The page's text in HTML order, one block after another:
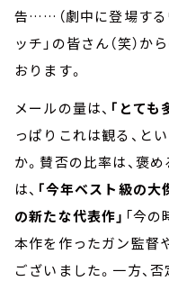
告……（劇中に登場する
ッチ」の皆さん（笑）
おります。
メールの量は、 「とても
っぱりこれは観る、と
か。賛否の比率は、褒
は、 「今年ベスト級の
の新たな代表作」 「今
本作を作ったガン監督
ございました。一方、